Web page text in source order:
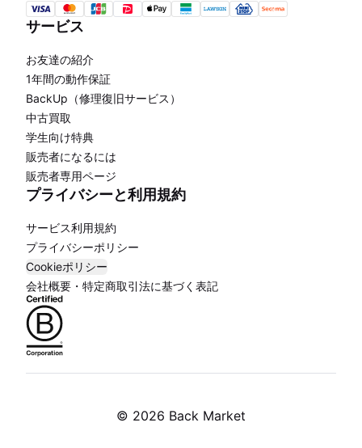
サービス
お友達の紹介
1年間の動作保証
BackUp（修理復旧サービス）
中古買取
学生向け特典
販売者になるには
販売者専用ページ
プライバシーと利用規約
サービス利用規約
プライバシーポリシー
Cookieポリシー
会社概要・特定商取引法に基づく表記
© 2026 Back Market